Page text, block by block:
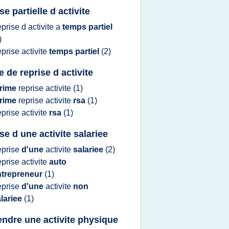
partielle d activite
d activite a temps partiel
activite temps partiel (2)
de reprise d activite
reprise activite (1)
reprise activite rsa (1)
activite rsa (1)
d une activite salariee
d'une activite salariee (2)
activite auto
(1)
d'une activite non
(1)
une activite physique